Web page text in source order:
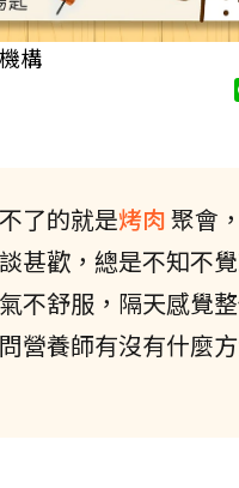
構
了的就是烤肉聚會
甚歡，總是不知不
不舒服，隔天感覺
營養師有沒有什麼